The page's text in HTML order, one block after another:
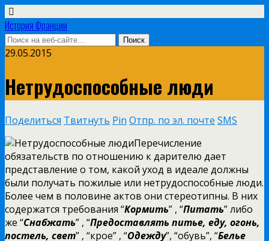
История Франции
29.05.2015
Нетрудоспособные люди
Поделиться Твитнуть Pin Отпр. по эл. почте SMS
Перечисление
обязательств по отношению к дарителю дает
представление о том, какой уход в идеале должны
были получать пожилые или нетрудоспособные люди.
Более чем в половине актов они стереотипны. В них
содержатся требования “Кормить” , “Питать” либо
же “Снабжать” , “Предоставлять питье, еду, огонь,
постель, свет” , “крое” , “Одежду”, “обувь”, “Белье